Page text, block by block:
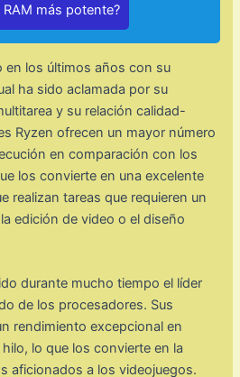
RAM más potente?
en los últimos años con su
ha sido aclamada por su
y su relación calidad-
Ryzen ofrecen un mayor número
en comparación con los
los convierte en una excelente
realizan tareas que requieren un
edición de video o el diseño
durante mucho tiempo el líder
de los procesadores. Sus
rendimiento excepcional en
lo que los convierte en la
aficionados a los videojuegos.